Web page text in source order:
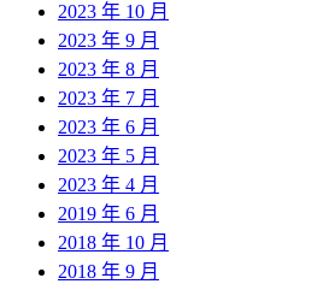
2023 年 10 月
2023 年 9 月
2023 年 8 月
2023 年 7 月
2023 年 6 月
2023 年 5 月
2023 年 4 月
2019 年 6 月
2018 年 10 月
2018 年 9 月